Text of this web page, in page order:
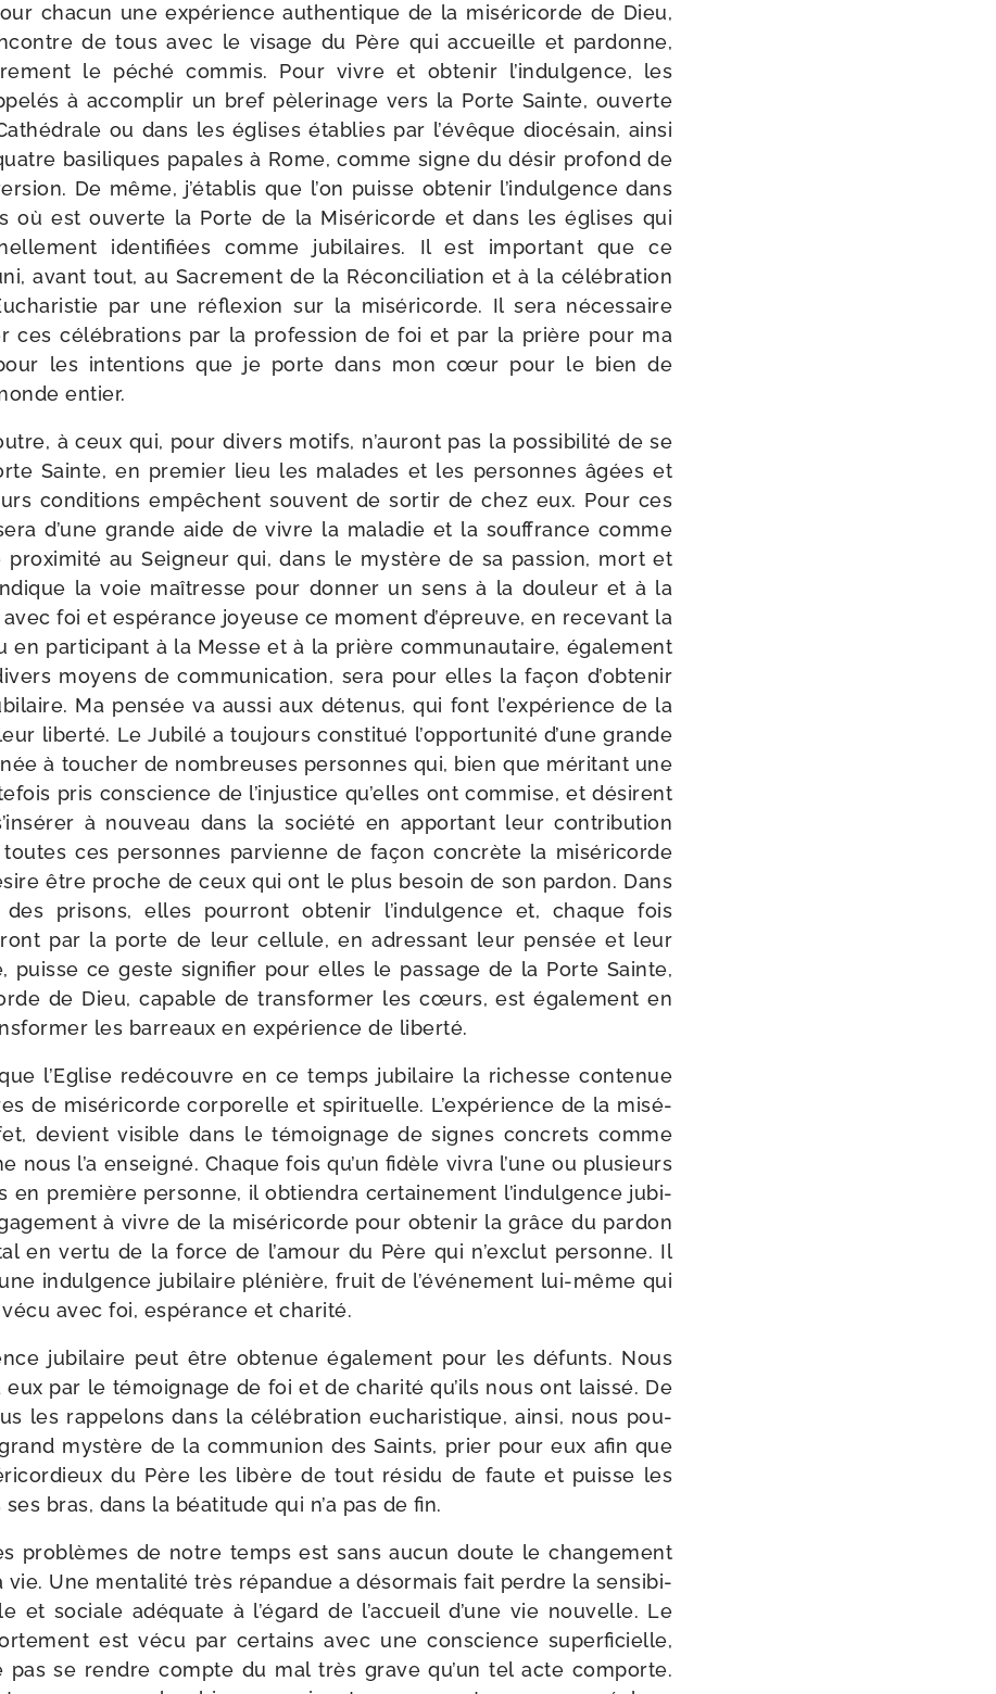
cha­cun une expé­rience authen­tique de la misé­ri­corde de Dieu,
de tous avec le visage du Père qui accueille et par­donne,
le péché com­mis. Pour vivre et obte­nir l’indulgence, les
à accom­plir un bref pèle­ri­nage vers la Porte Sainte, ouverte
ou dans les églises éta­blies par l’évêque dio­cé­sain, ain­si
basi­liques papales à Rome, comme signe du désir pro­fond de
De même, j’établis que l’on puisse obte­nir l’indulgence dans
où est ouverte la Porte de la Miséricorde et dans les églises qui
iden­ti­fiées comme jubi­laires. Il est impor­tant que ce
avant tout, au Sacrement de la Réconciliation et à la célé­bra­tion
par une réflexion sur la misé­ri­corde. Il sera néces­saire
ces célé­bra­tions par la pro­fes­sion de foi et par la prière pour ma
les inten­tions que je porte dans mon cœur pour le bien de
entier.
à ceux qui, pour divers motifs, n’auront pas la pos­si­bi­li­té de se
Sainte, en pre­mier lieu les malades et les per­sonnes âgées et
condi­tions empêchent sou­vent de sor­tir de chez eux. Pour ces
d’une grande aide de vivre la mala­die et la souf­france comme
proxi­mi­té au Seigneur qui, dans le mys­tère de sa pas­sion, mort et
la voie maî­tresse pour don­ner un sens à la dou­leur et à la
foi et espé­rance joyeuse ce moment d’épreuve, en rece­vant la
en par­ti­ci­pant à la Messe et à la prière com­mu­nau­taire, éga­le­ment
moyens de com­mu­ni­ca­tion, sera pour elles la façon d’obtenir
Ma pen­sée va aus­si aux déte­nus, qui font l’expérience de la
liber­té. Le Jubilé a tou­jours consti­tué l’opportunité d’une grande
à tou­cher de nom­breuses per­sonnes qui, bien que méri­tant une
pris conscience de l’injustice qu’elles ont com­mise, et dési­rent
à nou­veau dans la socié­té en appor­tant leur contri­bu­tion
toutes ces per­sonnes par­vienne de façon concrète la misé­ri­corde
être proche de ceux qui ont le plus besoin de son par­don. Dans
des pri­sons, elles pour­ront obte­nir l’indulgence et, chaque fois
par la porte de leur cel­lule, en adres­sant leur pen­sée et leur
puisse ce geste signi­fier pour elles le pas­sage de la Porte Sainte,
de Dieu, capable de trans­for­mer les cœurs, est éga­le­ment en
les bar­reaux en expé­rience de liberté.
que l’Eglise redé­couvre en ce temps jubi­laire la richesse conte­nue
de misé­ri­corde cor­po­relle et spi­ri­tuelle. L’expérience de la misé­
devient visible dans le témoi­gnage de signes concrets comme
nous l’a ensei­gné. Chaque fois qu’un fidèle vivra l’une ou plu­sieurs
en pre­mière per­sonne, il obtien­dra cer­tai­ne­ment l’indulgence jubi­
à vivre de la misé­ri­corde pour obte­nir la grâce du par­don
en ver­tu de la force de l’amour du Père qui n’exclut per­sonne. Il
indul­gence jubi­laire plé­nière, fruit de l’événement lui-​même qui
avec foi, espé­rance et charité.
jubi­laire peut être obte­nue éga­le­ment pour les défunts. Nous
eux par le témoi­gnage de foi et de cha­ri­té qu’ils nous ont lais­sé. De
les rap­pe­lons dans la célé­bra­tion eucha­ris­tique, ain­si, nous pou­
mys­tère de la com­mu­nion des Saints, prier pour eux afin que
du Père les libère de tout rési­du de faute et puisse les
bras, dans la béa­ti­tude qui n’a pas de fin.
pro­blèmes de notre temps est sans aucun doute le chan­ge­ment
vie. Une men­ta­li­té très répan­due a désor­mais fait perdre la sen­si­bi­
et sociale adé­quate à l’égard de l’accueil d’une vie nou­velle. Le
est vécu par cer­tains avec une conscience super­fi­cielle,
pas se rendre compte du mal très grave qu’un tel acte com­porte.